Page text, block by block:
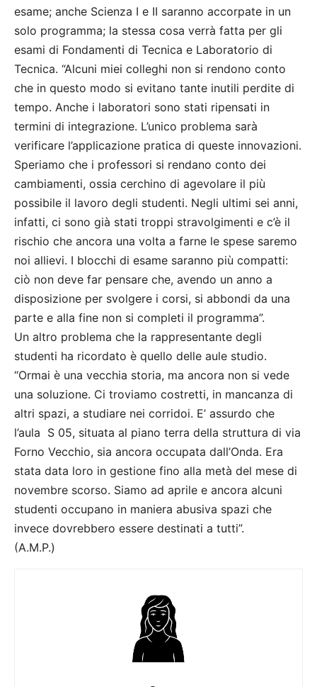
esame; anche Scienza I e II saranno accorpate in un
solo programma; la stessa cosa verrà fatta per gli
esami di Fondamenti di Tecnica e Laboratorio di
Tecnica. “Alcuni miei colleghi non si rendono conto
che in questo modo si evitano tante inutili perdite di
tempo. Anche i laboratori sono stati ripensati in
termini di integrazione. L’unico problema sarà
verificare l’applicazione pratica di queste innovazioni.
Speriamo che i professori si rendano conto dei
cambiamenti, ossia cerchino di agevolare il più
possibile il lavoro degli studenti. Negli ultimi sei anni,
infatti, ci sono già stati troppi stravolgimenti e c’è il
rischio che ancora una volta a farne le spese saremo
noi allievi. I blocchi di esame saranno più compatti:
ciò non deve far pensare che, avendo un anno a
disposizione per svolgere i corsi, si abbondi da una
parte e alla fine non si completi il programma”.
Un altro problema che la rappresentante degli
studenti ha ricordato è quello delle aule studio.
“Ormai è una vecchia storia, ma ancora non si vede
una soluzione. Ci troviamo costretti, in mancanza di
altri spazi, a studiare nei corridoi. E’ assurdo che
l’aula S 05, situata al piano terra della struttura di via
Forno Vecchio, sia ancora occupata dall’Onda. Era
stata data loro in gestione fino alla metà del mese di
novembre scorso. Siamo ad aprile e ancora alcuni
studenti occupano in maniera abusiva spazi che
invece dovrebbero essere destinati a tutti”.
(A.M.P.)